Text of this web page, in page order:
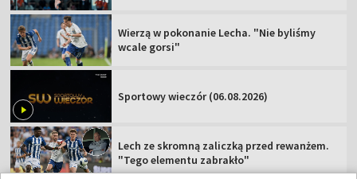
Wierzą w pokonanie Lecha. "Nie byliśmy
wcale gorsi"
Sportowy wieczór (06.08.2026)
Lech ze skromną zaliczką przed rewanżem.
"Tego elementu zabrakło"